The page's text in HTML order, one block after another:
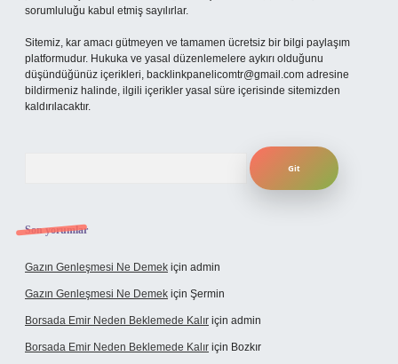
sorumluluğu kabul etmiş sayılırlar.
Sitemiz, kar amacı gütmeyen ve tamamen ücretsiz bir bilgi paylaşım
platformudur. Hukuka ve yasal düzenlemelere aykırı olduğunu
düşündüğünüz içerikleri, backlinkpanelicomtr@gmail.com adresine
bildirmeniz halinde, ilgili içerikler yasal süre içerisinde sitemizden
kaldırılacaktır.
Son yorumlar
Gazın Genleşmesi Ne Demek için admin
Gazın Genleşmesi Ne Demek için Şermin
Borsada Emir Neden Beklemede Kalır için admin
Borsada Emir Neden Beklemede Kalır için Bozkır